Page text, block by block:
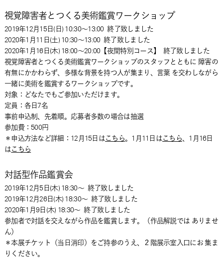
視覚障害者とつくる美術鑑賞ワークショップ
2019年12月15日(日) 10:30～13:00終了致しました
2020年1月11日(土) 10:30～13:00終了致しました
2020年1月16日(木) 18:00～20:00【夜間特別コース】 終了致しました
視覚障害者とつくる美術鑑賞ワークショップのスタッフとともに 障害の
有無にかかわらず、多様な背景を持つ人が集まり、言葉 を交わしながら
一緒に美術を鑑賞するワークショップです。
対象：どなたでもご参加いただけます。
定員：各日7名
事前申込制、先着順。応募者多数の場合は抽選
参加費：500円
＊申込方法など詳細：12月15日はこちら。1月11日はこちら、1月16日
はこちら
対話型作品鑑賞会
2019年12月5日(木) 18:30～ 終了致しました
2019年12月26日(木) 18:30～ 終了致しました
2020年1月9日(木) 18:30～終了致しました
参加者で対話を交えながら作品を鑑賞します。（作品解説では ありませ
ん）
＊本展チケット（当日消印）をご持参のうえ、２階展示室入口にお 集ま
りください。